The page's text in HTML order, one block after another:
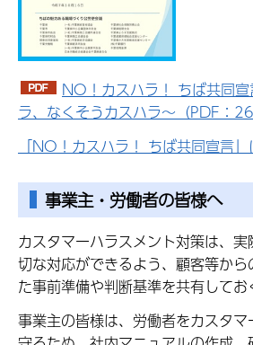
NO！カスハラ！ ちば共同
ラ、なくそうカスハラ～（PDF：
「NO！カスハラ！ ちば共同宣言
事業主・労働者の皆様へ
カスタマーハラスメント対策は、
切な対応ができるよう、顧客等か
た事前準備や判断基準を共有してお
事業主の皆様は、労働者をカスタ